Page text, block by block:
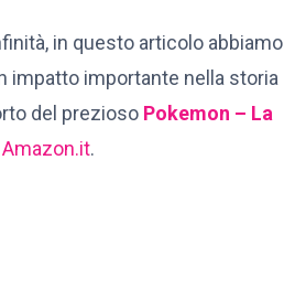
in questo articolo abbiamo
impatto importante nella storia
del prezioso Pokemon – La
.